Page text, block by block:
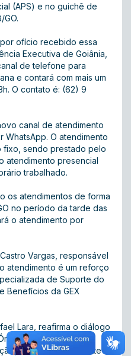
(APS) e no guichê de
GO.
ofício recebido essa
Executiva de Goiânia,
de telefone para
e contará com mais um
O contato é: (62) 9
canal de atendimento
O atendimento
fixo, sendo prestado pelo
atendimento presencial
trabalhado.
os atendimentos de forma
no período da tarde das
o atendimento por
Vargas, responsável
atendimento é um reforço
de Suporte do
Benefícios da GEX
Lara, reafirma o diálogo
que exercem
e não seria diferente